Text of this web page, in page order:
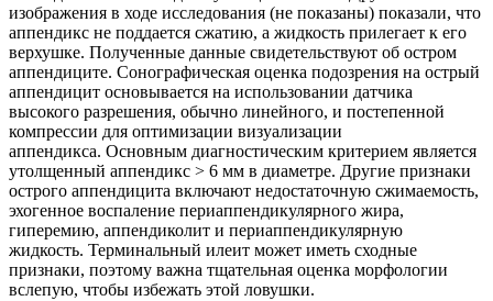
изображения в ходе исследования (не показаны) показали, что
аппендикс не поддается сжатию, а жидкость прилегает к его
верхушке. Полученные данные свидетельствуют об остром
аппендиците. Сонографическая оценка подозрения на острый
аппендицит основывается на использовании датчика
высокого разрешения, обычно линейного, и постепенной
компрессии для оптимизации визуализации
аппендикса. Основным диагностическим критерием является
утолщенный аппендикс > 6 мм в диаметре. Другие признаки
острого аппендицита включают недостаточную сжимаемость,
эхогенное воспаление периаппендикулярного жира,
гиперемию, аппендиколит и периаппендикулярную
жидкость. Терминальный илеит может иметь сходные
признаки, поэтому важна тщательная оценка морфологии
вслепую, чтобы избежать этой ловушки.